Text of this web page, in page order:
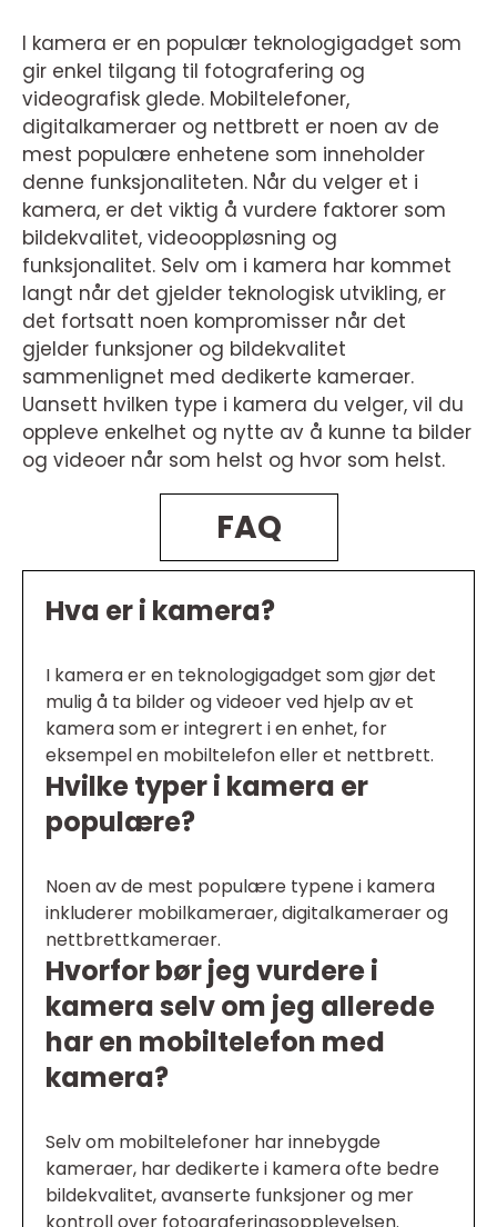
I kamera er en populær teknologigadget som
gir enkel tilgang til fotografering og
videografisk glede. Mobiltelefoner,
digitalkameraer og nettbrett er noen av de
mest populære enhetene som inneholder
denne funksjonaliteten. Når du velger et i
kamera, er det viktig å vurdere faktorer som
bildekvalitet, videooppløsning og
funksjonalitet. Selv om i kamera har kommet
langt når det gjelder teknologisk utvikling, er
det fortsatt noen kompromisser når det
gjelder funksjoner og bildekvalitet
sammenlignet med dedikerte kameraer.
Uansett hvilken type i kamera du velger, vil du
oppleve enkelhet og nytte av å kunne ta bilder
og videoer når som helst og hvor som helst.
FAQ
Hva er i kamera?
I kamera er en teknologigadget som gjør det
mulig å ta bilder og videoer ved hjelp av et
kamera som er integrert i en enhet, for
eksempel en mobiltelefon eller et nettbrett.
Hvilke typer i kamera er
populære?
Noen av de mest populære typene i kamera
inkluderer mobilkameraer, digitalkameraer og
nettbrettkameraer.
Hvorfor bør jeg vurdere i
kamera selv om jeg allerede
har en mobiltelefon med
kamera?
Selv om mobiltelefoner har innebygde
kameraer, har dedikerte i kamera ofte bedre
bildekvalitet, avanserte funksjoner og mer